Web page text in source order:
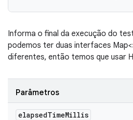
Informa o final da execução do
podemos ter duas interfaces
diferentes, então temos que usar
Parâmetros
elapsedTimeMillis